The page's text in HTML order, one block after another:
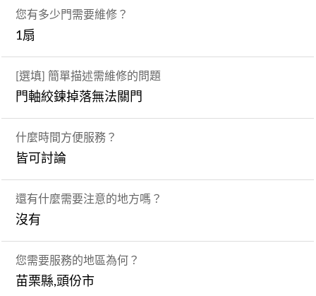
您有多少門需要維修？
1扇
[選填] 簡單描述需維修的問題
門軸絞鍊掉落無法關門
什麼時間方便服務？
皆可討論
還有什麼需要注意的地方嗎？
沒有
您需要服務的地區為何？
苗栗縣,頭份市